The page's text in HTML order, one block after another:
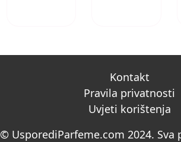
Kontakt
Pravila privatnosti
Uvjeti korištenja
© UsporediParfeme.com 2024. Sva